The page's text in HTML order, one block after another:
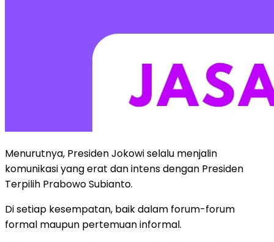
Menurutnya, Presiden Jokowi selalu menjalin
komunikasi yang erat dan intens dengan Presiden
Terpilih Prabowo Subianto.
Di setiap kesempatan, baik dalam forum-forum
formal maupun pertemuan informal.